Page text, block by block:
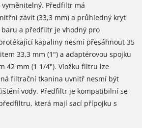
Předfiltr má
závit (33,3 mm) a průhledný kryt
a předfiltr je vhodný pro
kapaliny nesmí přesáhnout 35
33,3 mm (1") a adaptérovou spojku
42 mm (1 1/4"). Vložku filtru lze
filtrační tkanina uvnitř nesmí být
vody. Předfiltr je kompatibilní se
která mají sací přípojku s